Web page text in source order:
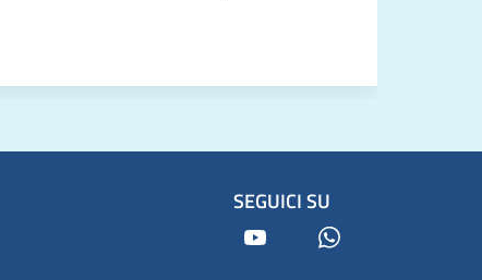
SEGUICI SU
Youtube